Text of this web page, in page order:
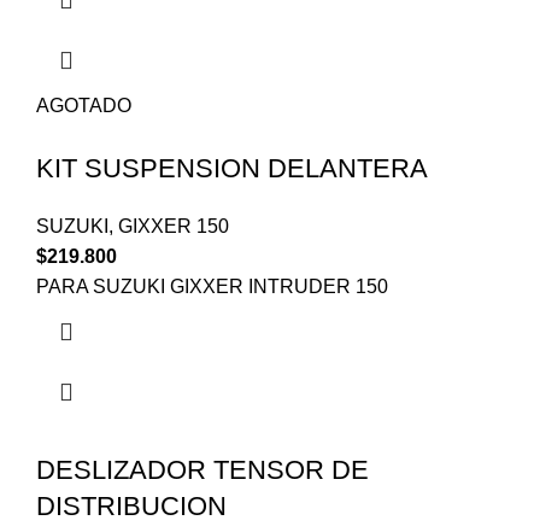
AGOTADO
KIT SUSPENSION DELANTERA
SUZUKI , GIXXER 150
$219.800
PARA SUZUKI GIXXER INTRUDER 150
DESLIZADOR TENSOR DE
DISTRIBUCION